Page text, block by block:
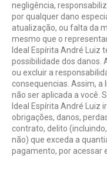
negligência,
por qualquer dano
atualização, ou falta da
mesmo que o
Ideal Espírita André Luiz
possibilidade dos danos.
ou excluir a
consequencias. Assim, a
não ser aplicada a você.
Ideal Espírita André Luiz
obrigações, danos,
contrato, delito
não) que exceda a
pagamento, por acessar